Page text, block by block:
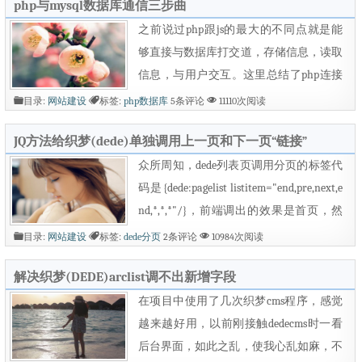
来。虽然不能默认显示多个栏目下，但是
可以归属为多个栏目。使用副栏目增加归
属分类： 虽然在副栏目勾选了多个栏
目，但在这些栏目前台依然不会显示的。
下面我们来修改系统函数： 1....
php与mysql数据库通信三步曲
之前说过php跟js的最大的不同点就是能
够直接与数据库打交道，存储信息，读取
信息，与用户交互。这里总结了php连接
数据库的比较全面和靠谱的三个步骤，简
库与表； 2、php往数据库插入内容； 3、
php从数据库里面读取内容到前台显示出
来； 首先是创建数据库和表： &lt;?php
$servername = "localhost";//数据库主机
$username = "root";//数...
目录: 网站建设 标签: php数据库 5条评论 11110次阅读
JQ方法给织梦(dede)单独调用上一页和下一页“链接”
众所周知，dede列表页调用分页的标签代
码是{dede:pagelist listitem="end,pre,next,e
nd,*,*,*"/}，前端调出的效果是首页，然
后1，2，3，4，5，6最后末页，一句标签
常弱的，如果客户只要上一页和下一页的
呢，而且还要加修饰和美化，这个标签显
然是行不通的。那么该如何？修改系统代
码，不会点php是不行的，后台一更新就
目录: 网站建设 标签: dede分页 2条评论 10984次阅读
解决织梦(DEDE)arclist调不出新增字段
在项目中使用了几次织梦cms程序，感觉
越来越好用，以前刚接触dedecms时一看
后台界面，如此之乱，使我心乱如麻，不